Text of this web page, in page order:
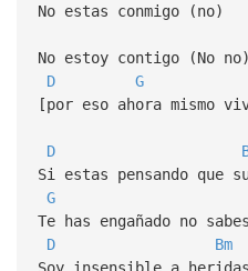
No estas conmigo (no)
No estoy contigo (No no)
D
G
[por eso ahora mismo
D
Si estas pensando que
G
Te has engañado no
D
Bm
Soy insensible a